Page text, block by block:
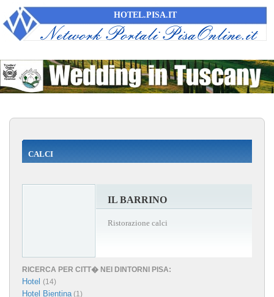
HOTEL.PISA.IT
CALCI
IL BARRINO
Ristorazione calci
RICERCA PER CITT� NEI DINTORNI PISA:
Hotel (14)
Hotel Bientina(1)